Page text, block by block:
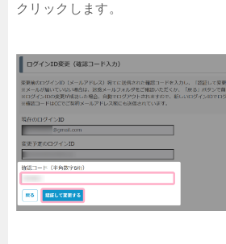
クリックします。